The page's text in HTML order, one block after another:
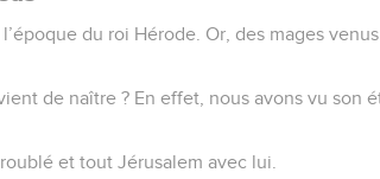
du roi Hérode. Or, des mages
de naître ? En effet, nous avons vu son
et tout Jérusalem avec lui.